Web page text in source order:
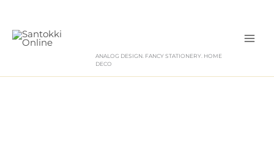
ANALOG DESIGN. FANCY STATIONERY. HOME
DECO